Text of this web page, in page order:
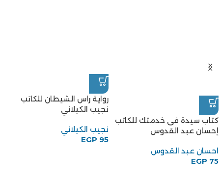
كتاب سيدة فى خدمتك للكاتب
إحسان عبد القدوس
احسان عبد القدوس
EGP 75
رواية راس الشيطان للكاتب
نجيب الكيلاني
نجيب الكيلاني
EGP 95